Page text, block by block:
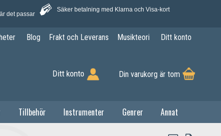
det passar
Säker betalning med Klarna och Visa-kort
Blog Frakt och Leverans Musikteori Ditt konto
Ditt konto Din varukorg är tom
Tillbehör Instrumenter Genrer Annat